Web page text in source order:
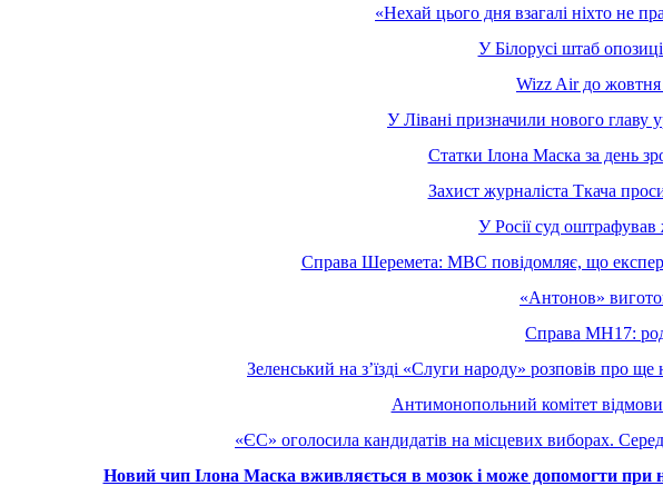
«Нехай цього дня взагалі ніхто не
У Білорусі штаб
Wizz Air до жовтня
У Лівані призначили нового главу
Статки Ілона Маска за день
Захист журналіста Ткача
У Росії суд оштрафував
Справа Шеремета: МВС повідомляє, що
«Антонов»
Справа MH17:
Зеленський на з’їзді «Слуги народу» розповів про
Антимонопольний комітет
«ЄС» оголосила кандидатів на місцевих виборах.
Новий чип Ілона Маска вживляється в мозок і може допомогти при